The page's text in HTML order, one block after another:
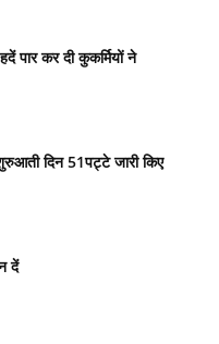
पार कर दी कुकर्मियों ने
दिन 51पट्टे जारी किए
दें